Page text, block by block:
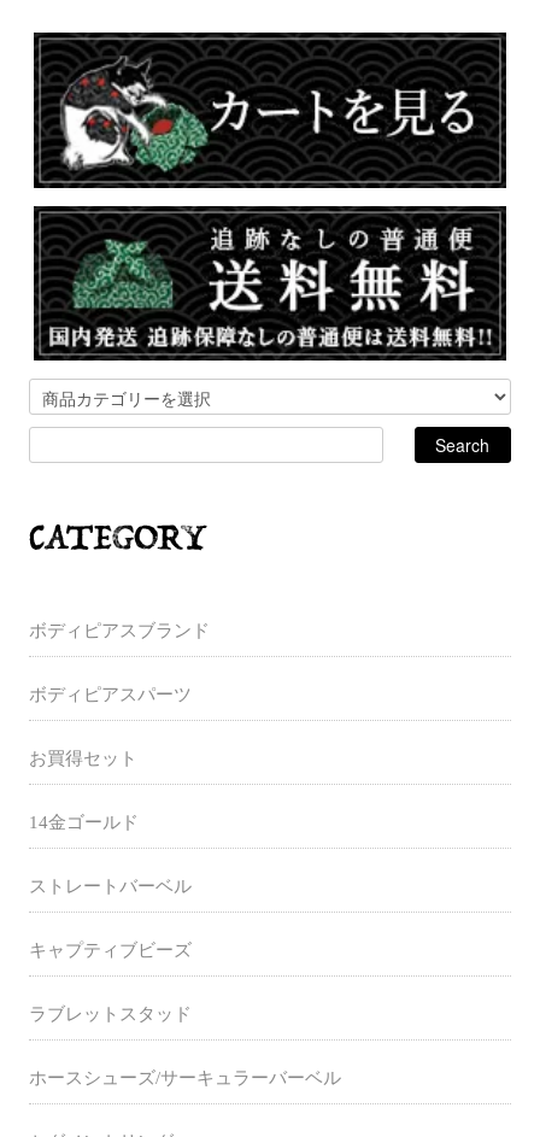
ボディピアスブランド
ボディピアスパーツ
お買得セット
14金ゴールド
ストレートバーベル
キャプティブビーズ
ラブレットスタッド
ホースシューズ/サーキュラーバーベル